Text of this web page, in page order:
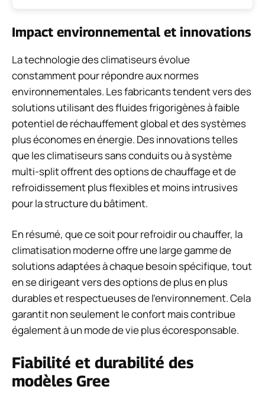
Impact environnemental et innovations
La technologie des climatiseurs évolue
constamment pour répondre aux normes
environnementales. Les fabricants tendent vers des
solutions utilisant des fluides frigorigènes à faible
potentiel de réchauffement global et des systèmes
plus économes en énergie. Des innovations telles
que les climatiseurs sans conduits ou à système
multi-split offrent des options de chauffage et de
refroidissement plus flexibles et moins intrusives
pour la structure du bâtiment.
En résumé, que ce soit pour refroidir ou chauffer, la
climatisation moderne offre une large gamme de
solutions adaptées à chaque besoin spécifique, tout
en se dirigeant vers des options de plus en plus
durables et respectueuses de l’environnement. Cela
garantit non seulement le confort mais contribue
également à un mode de vie plus écoresponsable.
Fiabilité et durabilité des
modèles Gree